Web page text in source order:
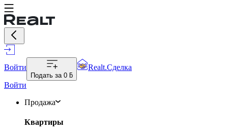
Войти
Подать за 0 ƃ
Realt.Сделка
Войти
Продажа
Квартиры